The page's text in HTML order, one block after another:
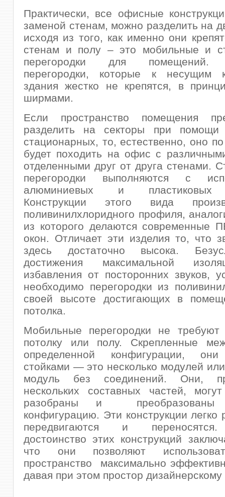
Практически, все офисные
заменой стенам, можно разделить на
исходя из того, как именно они
стенам и полу – это мобильные и
перегородки для помещений.
перегородки, которые к несущим
здания жестко не крепятся, в
ширмами.
Если пространство помещения
разделить на секторы при помощи
стационарных, то, естественно, оно
будет походить на офис с
отделенными друг от друга стенами.
перегородки выполняются с
алюминиевых и пластиковых
Конструкции этого вида
поливинилхлоридного профиля,
из которого делаются современные
окон. Отличает эти изделия то, что
здесь достаточно высока.
достижения максимальной
избавления от посторонних звуков,
необходимо перегородки из
своей высоте достигающих в
потолка.
Мобильные перегородки не требуют
потолку или полу. Скрепленные
определенной конфигурации,
стойками — это несколько модулей
модуль без соединений. Они,
нескольких составных частей,
разобраны и
конфигурацию. Эти конструкции легко
передвигаются и
достоинство этих конструкций
что они позволяют
пространство максимально
давая при этом простор